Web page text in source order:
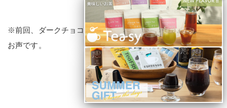
※前回、ダークチョコテリーヌをご購入いただいたお客様の
お声です。